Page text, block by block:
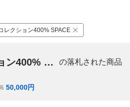
レクション400% SPACE
「MEGAコレクション400% SPACE」 の落札された商品
50,000円